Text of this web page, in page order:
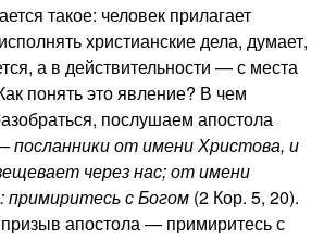
такое: человек прилагает
христианские дела, думает,
а в действительности — с места
понять это явление? В чем
послушаем апостола
от имени Христова, и
через нас; от имени
примиритесь с Богом (2 Кор. 5, 20).
призыв апостола — примиритесь с